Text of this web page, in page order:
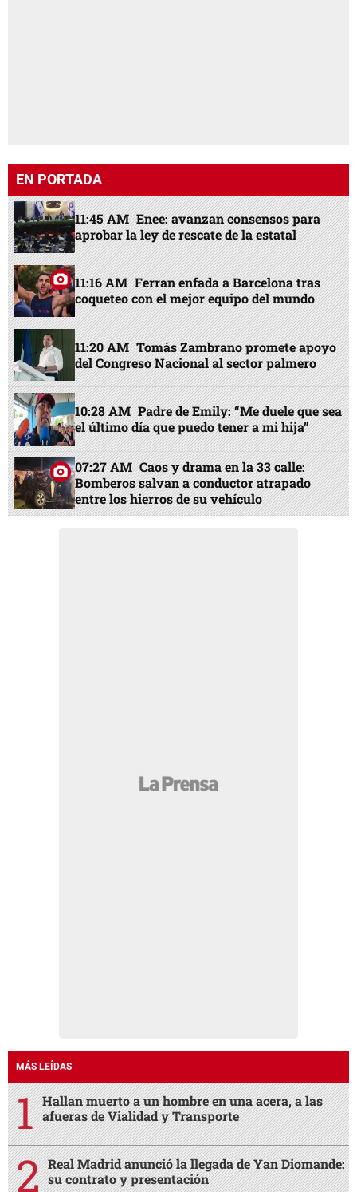
EN PORTADA
11:45 AM Enee: avanzan consensos para
aprobar la ley de rescate de la estatal
11:16 AM Ferran enfada a Barcelona tras
coqueteo con el mejor equipo del mundo
11:20 AM Tomás Zambrano promete apoyo
del Congreso Nacional al sector palmero
10:28 AM Padre de Emily: “Me duele que sea
el último día que puedo tener a mi hija”
07:27 AM Caos y drama en la 33 calle:
Bomberos salvan a conductor atrapado
entre los hierros de su vehículo
MÁS LEÍDAS
Hallan muerto a un hombre en una acera, a las
afueras de Vialidad y Transporte
Real Madrid anunció la llegada de Yan Diomande:
su contrato y presentación